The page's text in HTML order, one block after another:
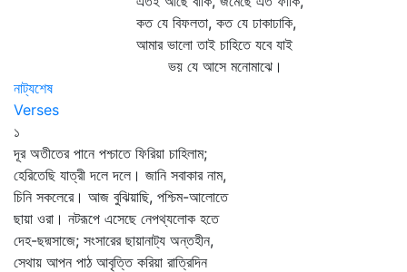
কত যে বিফলতা, কত যে ঢাকাঢাকি,
আমার ভালো তাই চাহিতে যবে যাই
ভয় যে আসে মনোমাঝে।
নাট্যশেষ
Verses
১
দূর অতীতের পানে পশ্চাতে ফিরিয়া চাহিলাম;
হেরিতেছি যাত্রী দলে দলে। জানি সবাকার নাম,
চিনি সকলেরে। আজ বুঝিয়াছি, পশ্চিম-আলোতে
ছায়া ওরা। নটরূপে এসেছে নেপথ্যলোক হতে
দেহ-ছদ্মসাজে; সংসারের ছায়ানাট্য অন্তহীন,
সেথায় আপন পাঠ আবৃত্তি করিয়া রাত্রিদিন